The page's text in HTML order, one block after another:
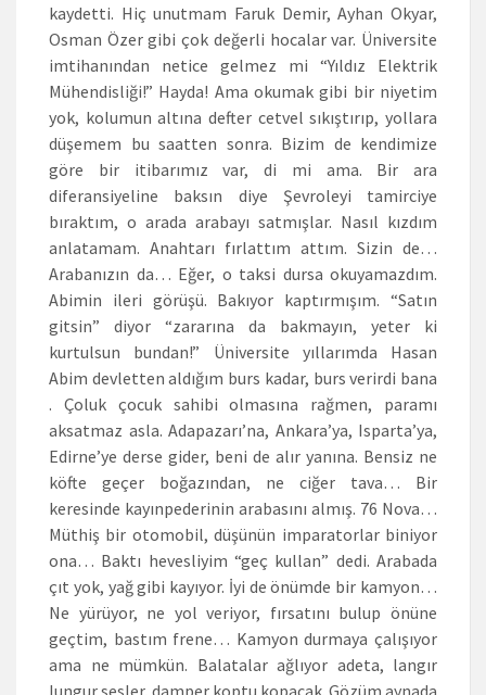
kaydetti. Hiç unutmam Faruk Demir, Ayhan Okyar,
Osman Özer gibi çok değerli hocalar var. Üniversite
imtihanından netice gelmez mi “Yıldız Elektrik
Mühendisliği!” Hayda! Ama okumak gibi bir niyetim
yok, kolumun altına defter cetvel sıkıştırıp, yollara
düşemem bu saatten sonra. Bizim de kendimize
göre bir itibarımız var, di mi ama. Bir ara
diferansiyeline baksın diye Şevroleyi tamirciye
bıraktım, o arada arabayı satmışlar. Nasıl kızdım
anlatamam. Anahtarı fırlattım attım. Sizin de…
Arabanızın da… Eğer, o taksi dursa okuyamazdım.
Abimin ileri görüşü. Bakıyor kaptırmışım. “Satın
gitsin” diyor “zararına da bakmayın, yeter ki
kurtulsun bundan!” Üniversite yıllarımda Hasan
Abim devletten aldığım burs kadar, burs verirdi bana
. Çoluk çocuk sahibi olmasına rağmen, paramı
aksatmaz asla. Adapazarı’na, Ankara’ya, Isparta’ya,
Edirne’ye derse gider, beni de alır yanına. Bensiz ne
köfte geçer boğazından, ne ciğer tava… Bir
keresinde kayınpederinin arabasını almış. 76 Nova…
Müthiş bir otomobil, düşünün imparatorlar biniyor
ona… Baktı hevesliyim “geç kullan” dedi. Arabada
çıt yok, yağ gibi kayıyor. İyi de önümde bir kamyon…
Ne yürüyor, ne yol veriyor, fırsatını bulup önüne
geçtim, bastım frene… Kamyon durmaya çalışıyor
ama ne mümkün. Balatalar ağlıyor adeta, langır
lungur sesler, damper koptu kopacak. Gözüm aynada